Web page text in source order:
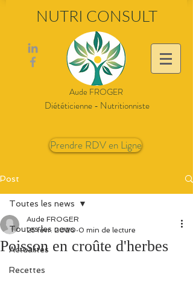
NUTRI CONSULT
Aude FROGER
Diététicienne - Nutritionniste
Prendre RDV en Ligne
Post
Toutes les news
Actualités
Recettes
Toutes les news
Poisson en croûte d'herbes
Aude FROGER
25 févr. 2020 0 min de lecture